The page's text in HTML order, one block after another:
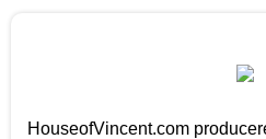
HouseofVincent.com